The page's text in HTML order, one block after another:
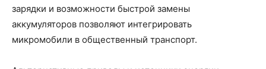
зарядки и возможности быстрой замены
аккумуляторов позволяют интегрировать
микромобили в общественный транспорт.